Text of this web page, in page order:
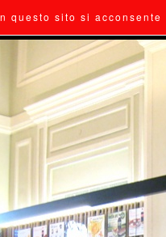
questo sito si